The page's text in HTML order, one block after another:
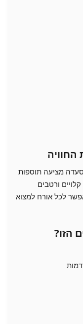
החוויה
מציעה תוספות
ורטבים
לכל אורח למצוא
הזו?